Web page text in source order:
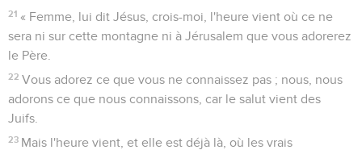
21 « Femme, lui dit Jésus, crois-moi, l'heure vient où ce ne
sera ni sur cette montagne ni à Jérusalem que vous adorerez
le Père.
22 Vous adorez ce que vous ne connaissez pas ; nous, nous
adorons ce que nous connaissons, car le salut vient des
Juifs.
23 Mais l'heure vient, et elle est déjà là, où les vrais